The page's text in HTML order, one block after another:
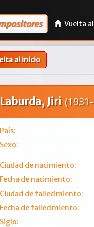
Vuelta
al inicio
Laburda, Jiri
País:
Sexo:
Ciudad de nacimiento:
Fecha de nacimiento:
Ciudad de fallecimiento:
Fecha de fallecimiento:
Siglo: